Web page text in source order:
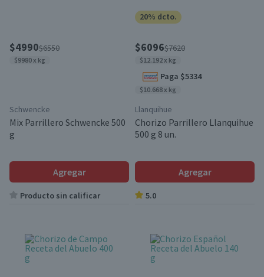
$4990$6550
$9980 x kg
Schwencke
Mix Parrillero Schwencke 500
g
Agregar
Producto sin calificar
20% dcto.
$6096$7620
$12.192 x kg
Paga $5334
$10.668 x kg
Llanquihue
Chorizo Parrillero Llanquihue
500 g 8 un.
Agregar
5.0